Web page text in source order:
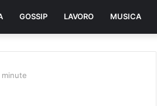
GOSSIP LAVORO MUSICA